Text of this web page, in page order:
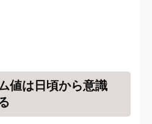
値は日頃から意識